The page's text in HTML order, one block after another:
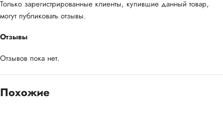
Отзывы
Отзывов пока нет.
Только зарегистрированные клиенты, купившие данный товар,
могут публиковать отзывы.
Похожие